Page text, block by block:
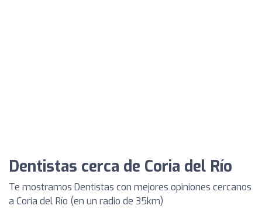
Dentistas cerca de Coria del Río
Te mostramos Dentistas con mejores opiniones cercanos
a Coria del Río (en un radio de 35km)